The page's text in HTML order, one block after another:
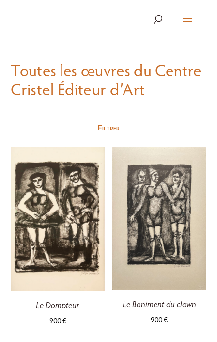
Toutes les œuvres du Centre
Cristel Éditeur d’Art
Filtrer
Le Dompteur
900€
Le Boniment du clown
900€